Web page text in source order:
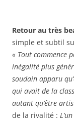
Retour au très
simple et subtil
« Tout commence
inégalité plus
soudain apparu
qui avait de la
autant qu’être
de la rivalité :